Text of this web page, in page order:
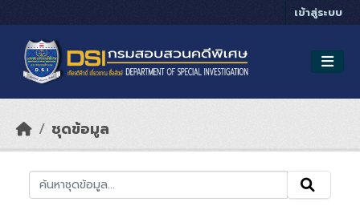
เข้าสู่ระบบ
ชุดข้อมูล